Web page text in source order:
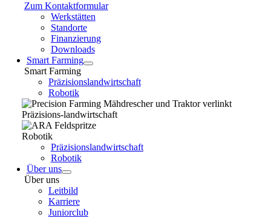
Zum Kontaktformular
Werkstätten
Standorte
Finanzierung
Downloads
Smart Farming
Smart Farming
Präzisionslandwirtschaft
Robotik
Präzisions-landwirtschaft
Robotik
Präzisionslandwirtschaft
Robotik
Über uns
Über uns
Leitbild
Karriere
Juniorclub